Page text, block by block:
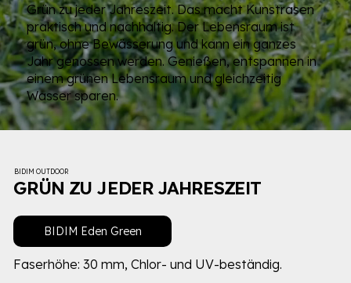
Grün zu jeder Jahreszeit. Das macht Kunstrasen
praktisch und nachhaltig. Der Lebensraum ist
grün, ohne Bewässerung und kann ein ganzes
Jahr genossen werden. Genießen, entspannen in
einem grünen Lebensraum und gleichzeitig
Wasser sparen.
BIDIM OUTDOOR
GRÜN ZU JEDER JAHRESZEIT
BIDIM Eden Green
Faserhöhe: 30 mm, Chlor- und UV-beständig.